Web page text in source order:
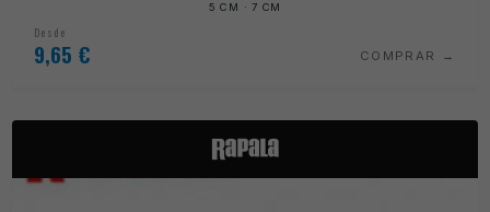
5 CM · 7 CM
Desde
9,65 € COMPRAR